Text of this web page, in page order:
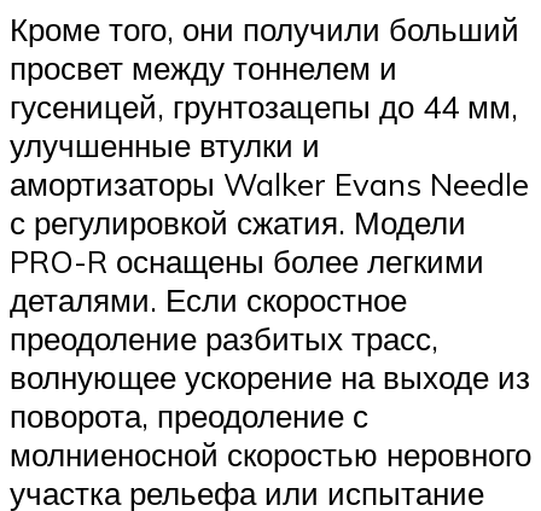
Кроме того, они получили больший
просвет между тоннелем и
гусеницей, грунтозацепы до 44 мм,
улучшенные втулки и
амортизаторы Walker Evans Needle
с регулировкой сжатия. Модели
PRO-R оснащены более легкими
деталями. Если скоростное
преодоление разбитых трасс,
волнующее ускорение на выходе из
поворота, преодоление с
молниеносной скоростью неровного
участка рельефа или испытание